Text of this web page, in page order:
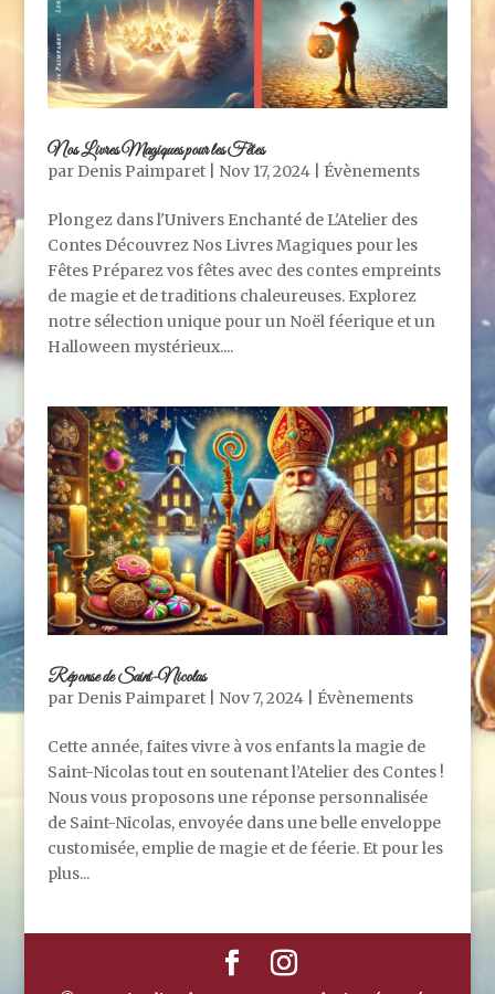
Nos Livres Magiques pour les Fêtes
par Denis Paimparet| Nov 17, 2024| Évènements
Plongez dans l'Univers Enchanté de L'Atelier des
Contes Découvrez Nos Livres Magiques pour les
Fêtes Préparez vos fêtes avec des contes empreints
de magie et de traditions chaleureuses. Explorez
notre sélection unique pour un Noël féerique et un
Halloween mystérieux....
Réponse de Saint-Nicolas
par Denis Paimparet| Nov 7, 2024| Évènements
Cette année, faites vivre à vos enfants la magie de
Saint-Nicolas tout en soutenant l’Atelier des Contes !
Nous vous proposons une réponse personnalisée
de Saint-Nicolas, envoyée dans une belle enveloppe
customisée, emplie de magie et de féerie. Et pour les
plus...